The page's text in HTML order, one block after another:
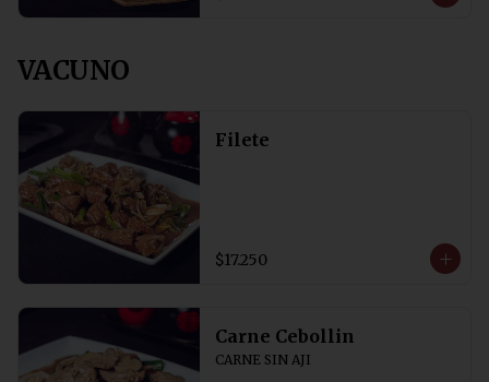
VACUNO
Filete
$17.250
Carne Cebollin
CARNE SIN AJI